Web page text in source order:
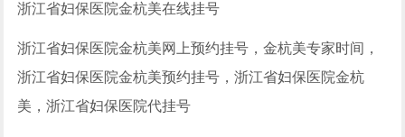
浙江省妇保医院金杭美在线挂号
浙江省妇保医院金杭美网上预约挂号，金杭美专家时间，
浙江省妇保医院金杭美预约挂号，浙江省妇保医院金杭
美，浙江省妇保医院代挂号